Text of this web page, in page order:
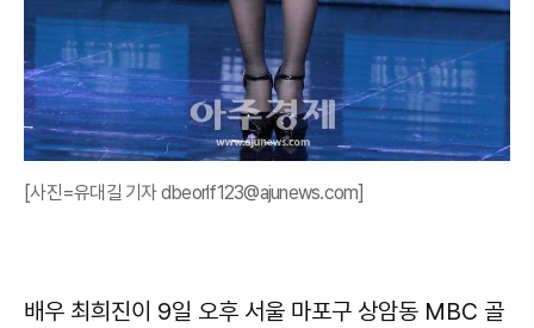
[사진=유대길 기자 dbeorlf123@ajunews.com]
배우 최희진이 9일 오후 서울 마포구 상암동 MBC 골